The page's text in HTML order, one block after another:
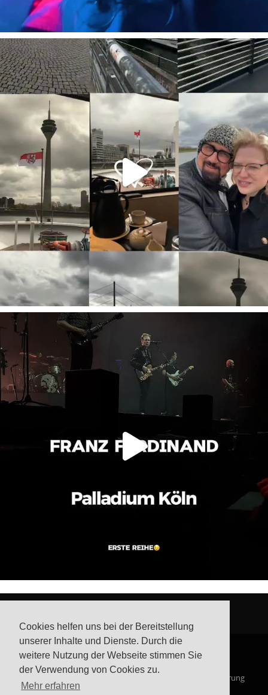
Cookies helfen uns bei der Bereitstellung
unserer Inhalte und Dienste. Durch die
weitere Nutzung der Webseite stimmen Sie
der Verwendung von Cookies zu.
Mehr erfahren
© Steffis Schreibsicht 2026 Datenschutzerklärung